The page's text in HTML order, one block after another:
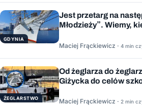
GDYNIA
Jest przetarg na
Młodzieży”. Wiemy,
Maciej Frąckiewicz · 4 min
ŻEGLARSTWO
Od żeglarza do
Giżycka do celów
Maciej Frąckiewicz · 2 min